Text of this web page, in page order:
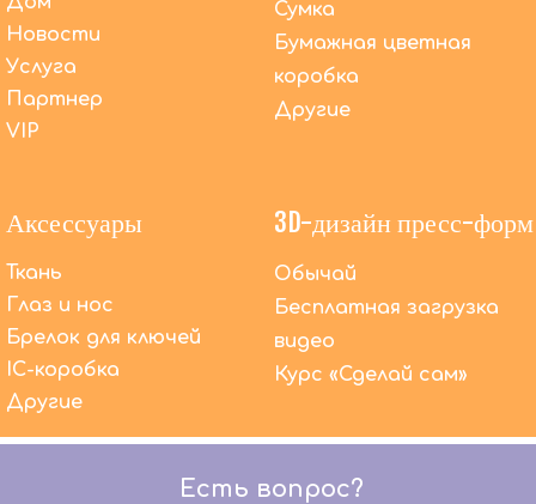
Новости
Услуга
Партнер
VIP
Сумка
Бумажная цветная
коробка
Другие
Аксессуары
Ткань
Глаз и нос
Брелок для ключей
IC-коробка
Другие
3D-дизайн пресс-форм
Обычай
Бесплатная загрузка
видео
Курс «Сделай сам»
Есть вопрос?
Помимо OEM-производства, что DACToys может
сделать еще?
Мы предлагаем высококачественные услуги
OEM-производства уже более 20 лет. В то же
время мы предлагаем комплексное
обслуживание: графический дизайн, 3D-
моделирование, дизайн упаковки, бумажный
микросхем, помогаем вашей команде